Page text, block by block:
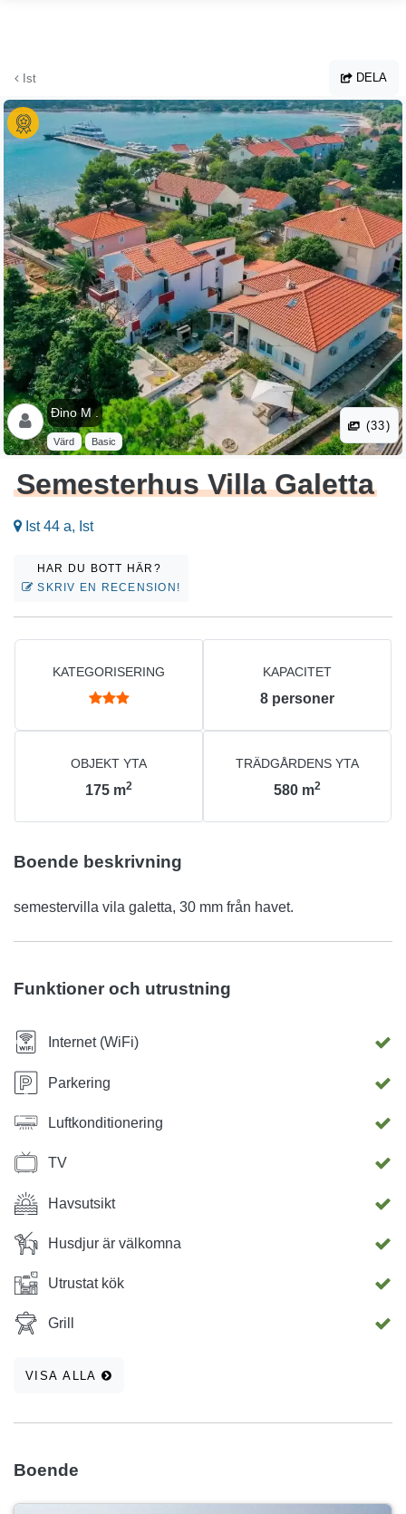
Ist DELA
Đino M .
Värd Basic
(33)
Semesterhus Villa Galetta
Ist 44 a, Ist
HAR DU BOTT HÄR?
SKRIV EN RECENSION!
KATEGORISERING KAPACITET
8 personer
OBJEKT YTA
175 m2
TRÄDGÅRDENS YTA
580 m2
Boende beskrivning
semestervilla vila galetta, 30 mm från havet.
Funktioner och utrustning
Internet (WiFi)
Parkering
Luftkonditionering
TV
Havsutsikt
Husdjur är välkomna
Utrustat kök
Grill
VISA ALLA
Boende